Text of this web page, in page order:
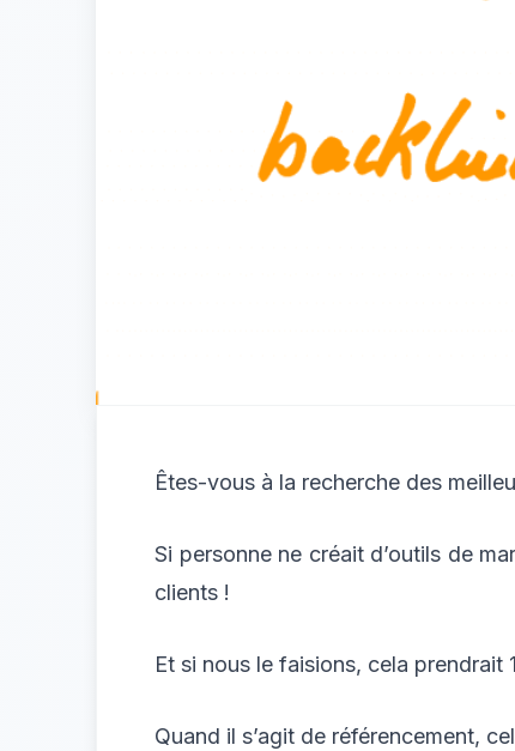
Êtes-vous à la recherche des
Si personne ne créait d’outils de
clients !
Et si nous le faisions, cela prendrait
Quand il s’agit de référencement,